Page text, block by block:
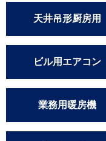
天井吊形厨房用
ビル用エアコン
業務用暖房機